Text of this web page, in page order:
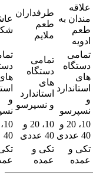
علاقه
مندان به
طعم
ادویه
طرفداران
طعم
ملایم
تمامی
دستگاه
های
استاندارد
و
نسپرسو
تمامی
دستگاه
های
استاندارد
و نسپرسو
و
10، 20 و
40 عددی
10، 20 و
40 عددی
40 عددی
تکی و
عمده
تکی و
عمده